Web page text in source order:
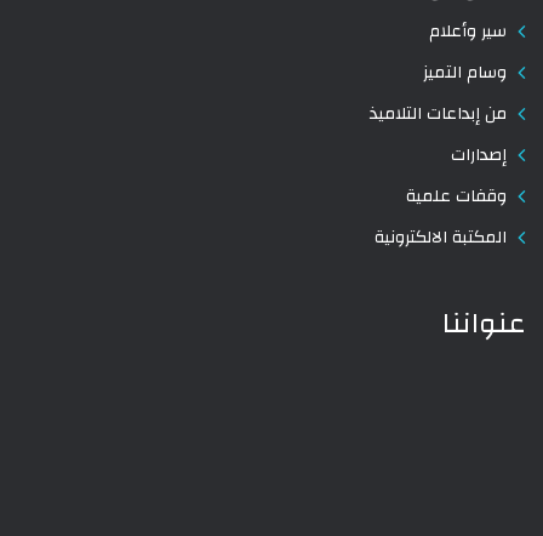
سير وأعلام
وسام التميز
من إبداعات التلاميذ
إصدارات
وقفات علمية
المكتبة الالكترونية
عنواننا